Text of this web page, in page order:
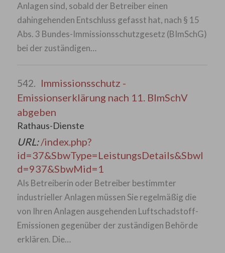
Anlagen sind, sobald der Betreiber einen
dahingehenden Entschluss gefasst hat, nach § 15
Abs. 3 Bundes-Immissionsschutzgesetz (BImSchG)
bei der zuständigen…
542. Immissionsschutz -
Emissionserklärung nach 11. BlmSchV
abgeben
Rathaus-Dienste
URL:/index.php?
id=37&SbwType=LeistungsDetails&SbwI
d=937&SbwMid=1
Als Betreiberin oder Betreiber bestimmter
industrieller Anlagen müssen Sie regelmäßig die
von Ihren Anlagen ausgehenden Luftschadstoff-
Emissionen gegenüber der zuständigen Behörde
erklären. Die…